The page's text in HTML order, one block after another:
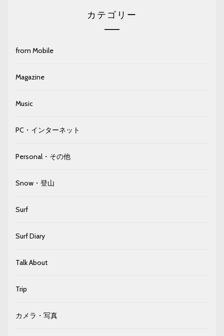
カテゴリー
from Mobile
Magazine
Music
PC・インターネット
Personal・その他
Snow・登山
Surf
Surf Diary
Talk About
Trip
カメラ・写真